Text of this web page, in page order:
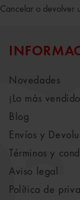
Cancelar o devolver
Novedades
¡Lo más
Blog
Envíos y
Términos y
Aviso legal
Política de